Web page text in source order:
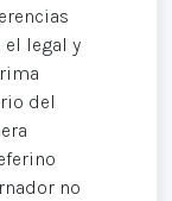
el legal y
del
no